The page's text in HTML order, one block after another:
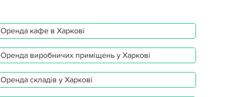
Оренда кафе в Харкові
Оренда виробничих приміщень у Харкові
Оренда складів у Харкові